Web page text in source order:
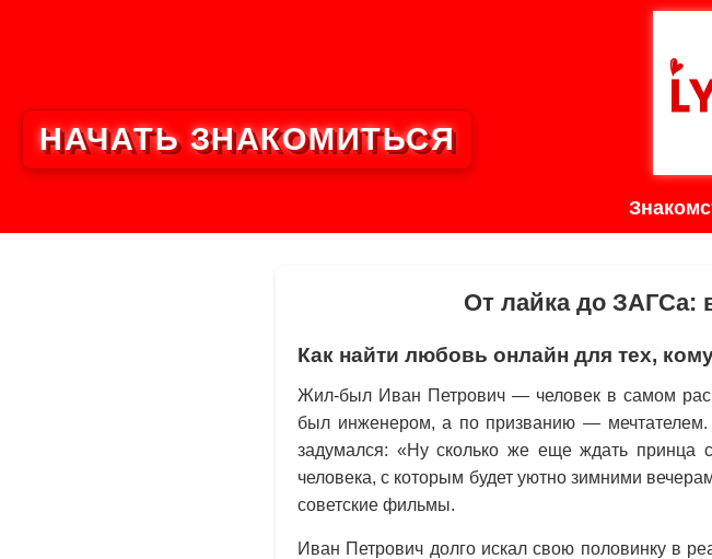
От лайка до ЗАГСа:
Как найти любовь онлайн для тех,
Жил-был Иван Петрович — человек в самом
был инженером, а по призванию —
задумался: «Ну сколько же еще ждать принца
человека, с которым будет уютно зимними
советские фильмы.
Иван Петрович долго искал свою половинку в
НАЧАТЬ ЗНАКОМИТЬСЯ